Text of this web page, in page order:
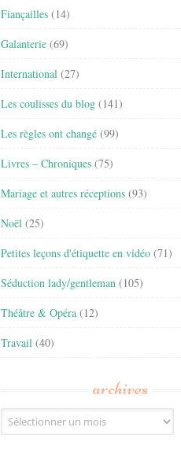
Fiançailles (14)
Galanterie (69)
International (27)
Les coulisses du blog (141)
Les règles ont changé (99)
Livres – Chroniques (75)
Mariage et autres réceptions (93)
Noël (25)
Petites leçons d'étiquette en vidéo (71)
Séduction lady/gentleman (105)
Théâtre & Opéra (12)
Travail (40)
archives
Archives